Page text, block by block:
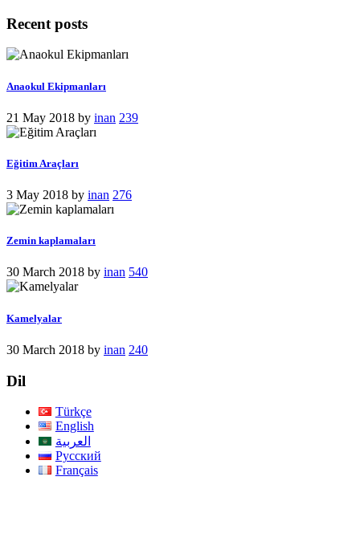
Recent posts
Anaokul Ekipmanları
21 May 2018 by inan 239
Eğitim Araçları
3 May 2018 by inan 276
Zemin kaplamaları
30 March 2018 by inan 540
Kamelyalar
30 March 2018 by inan 240
Dil
Türkçe
English
العربية
Русский
Français